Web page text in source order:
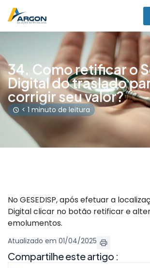
34. Como retificar o
Digital do traslado
corrigir seu valor?
< 1 minuto de leitura
No GESEDISP, após efetuar a
Digital clicar no botão retificar e
emolumentos.
Atualizado em 01/04/2025
Compartilhe este artigo :